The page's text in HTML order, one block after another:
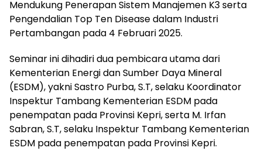
Mendukung Penerapan Sistem Manajemen K3 serta
Pengendalian Top Ten Disease dalam Industri
Pertambangan pada 4 Februari 2025.
Seminar ini dihadiri dua pembicara utama dari
Kementerian Energi dan Sumber Daya Mineral
(ESDM), yakni Sastro Purba, S.T, selaku Koordinator
Inspektur Tambang Kementerian ESDM pada
penempatan pada Provinsi Kepri, serta M. Irfan
Sabran, S.T, selaku Inspektur Tambang Kementerian
ESDM pada penempatan pada Provinsi Kepri.